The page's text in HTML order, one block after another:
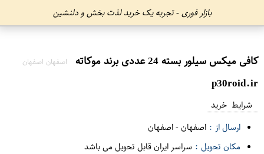
بازار فوری - تجربه یک خرید لذت بخش و دلنشین
کافی میکس سیلور بسته 24 عددی برند موکاته اصفهان اصفهان
p30roid.ir
شرایط خرید
ارسال از : اصفهان-اصفهان
مکان تحویل : سراسر ایران قابل تحویل می باشد